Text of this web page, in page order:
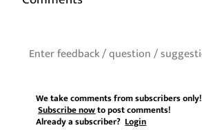
We take comments from subscribers only!
Subscribe nowto post comments!
Already a subscriber?Login